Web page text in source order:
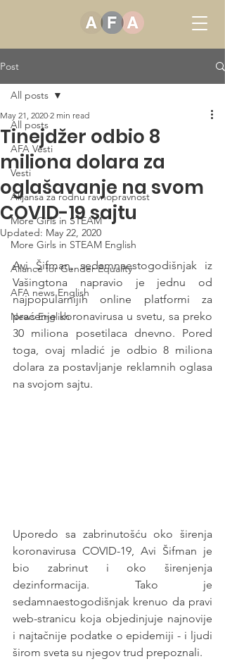
Post
All posts
AFA Vesti
Vesti
Alijansa za rodnu ravnopravnost
More Girls in STEAM
More Girls in STEAM English
Allance for Gender Equality
AFA news English
News English
All posts
Tinejdžer odbio 8
miliona dolara za
oglašavanje na svom
COVID-19 sajtu
May 21, 2020 2 min read
Updated: May 22, 2020
Avi Šifman, sedamnaestogodišnjak iz
Vašingtona napravio je jednu od
najpopularnijih online platformi za
praćenje koronavirusa u svetu, sa preko
30 miliona posetilaca dnevno. Pored
toga, ovaj mladić je odbio 8 miliona
dolara za postavljanje reklamnih oglasa
na svojom sajtu.
Uporedo sa zabrinutošću oko širenja
koronavirusa COVID-19, Avi Šifman je
bio zabrinut i oko širenjenja
dezinformacija. Tako je
sedamnaestogodišnjak krenuo da pravi
web-stranicu koja objedinjuje najnovije
i najtačnije podatke o epidemiji - i ljudi
širom sveta su njegov trud prepoznali.